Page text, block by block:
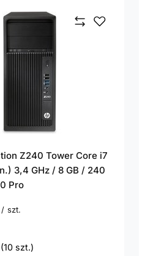
Z240 Tower Core i7
3,4 GHz / 8 GB / 240
Pro
/ szt.
szt.)